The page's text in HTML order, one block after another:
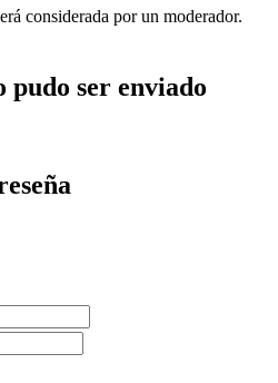
considerada por un moderador.
ser enviado